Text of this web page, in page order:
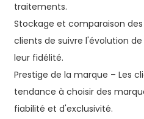
traitements.
Stockage et comparaison
clients de suivre l'évolution
leur fidélité.
Prestige de la marque – Les
tendance à choisir des
fiabilité et d'exclusivité.